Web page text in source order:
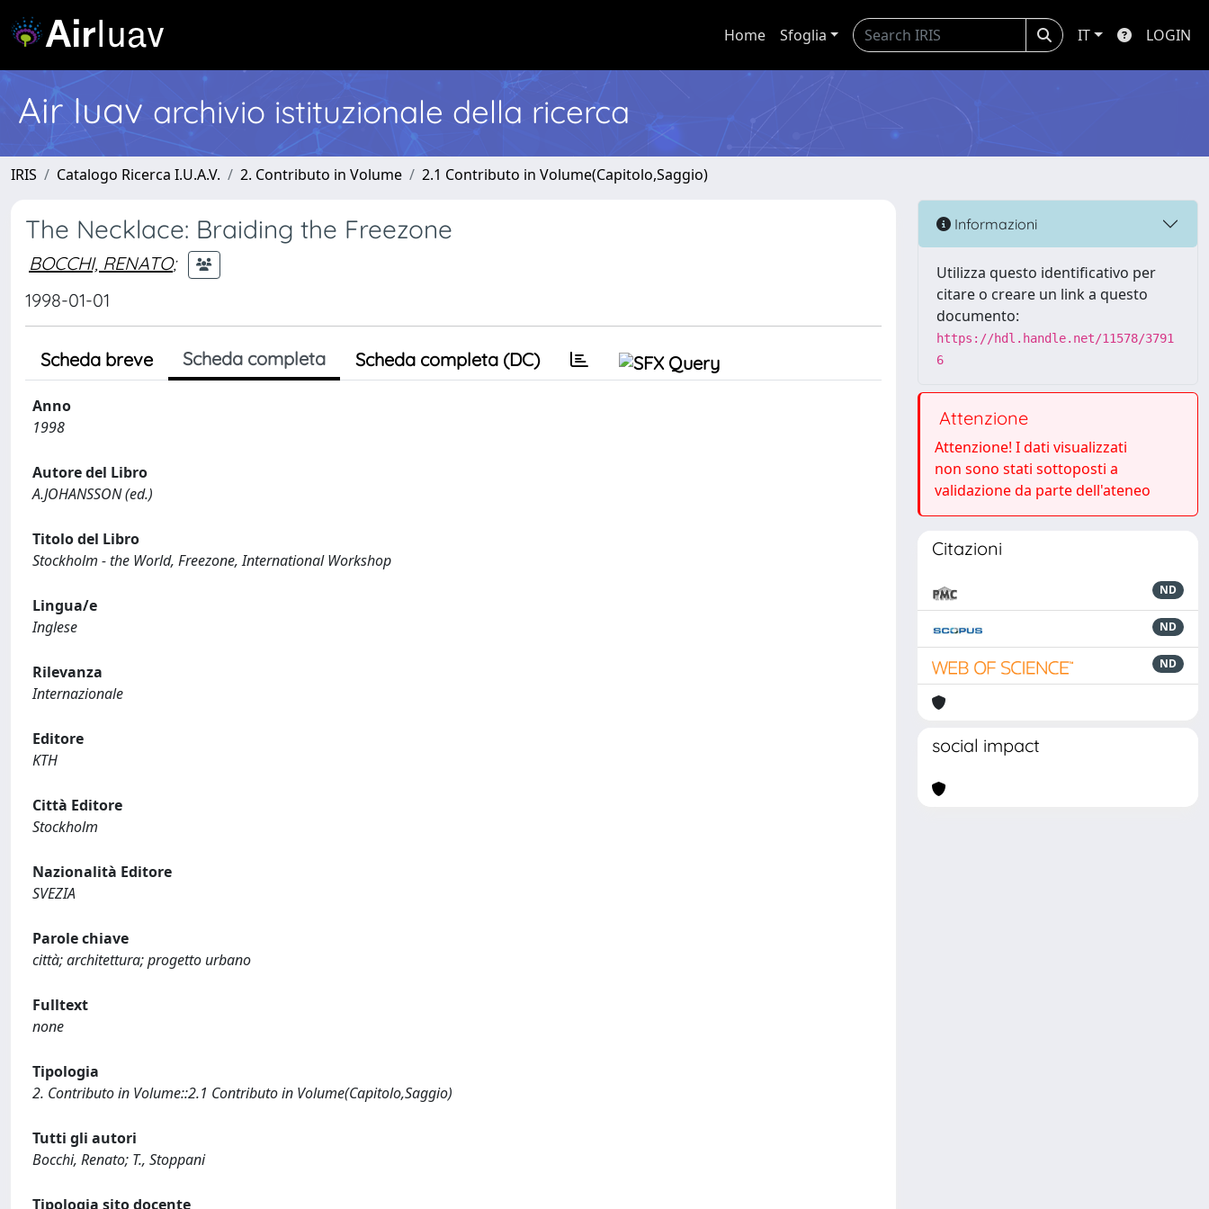
Home Sfoglia IT LOGIN
Air Iuav archivio istituzionale della ricerca
IRIS Catalogo Ricerca I.U.A.V. 2. Contributo in Volume 2.1 Contributo in Volume(Capitolo,Saggio)
The Necklace: Braiding the Freezone
BOCCHI, RENATO;
1998-01-01
Scheda breve Scheda completa Scheda completa (DC)
Anno
1998
Autore del Libro
A.JOHANSSON (ed.)
Titolo del Libro
Stockholm - the World, Freezone, International Workshop
Lingua/e
Inglese
Rilevanza
Internazionale
Editore
KTH
Città Editore
Stockholm
Nazionalità Editore
SVEZIA
Parole chiave
città; architettura; progetto urbano
Fulltext
none
Tipologia
2. Contributo in Volume::2.1 Contributo in Volume(Capitolo,Saggio)
Tutti gli autori
Bocchi, Renato; T., Stoppani
Tipologia sito docente
Informazioni
Utilizza questo identificativo per
citare o creare un link a questo
documento:
https://hdl.handle.net/11578/3791
6
Attenzione
Attenzione! I dati visualizzati
non sono stati sottoposti a
validazione da parte dell'ateneo
Citazioni
ND
ND
ND
social impact